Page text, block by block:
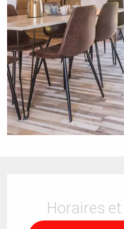
Horaires